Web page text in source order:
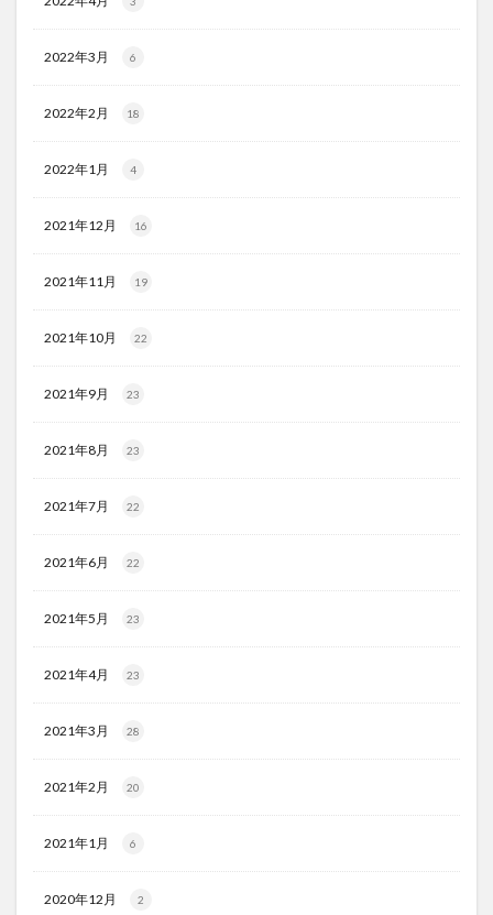
2022年3月 6
2022年2月 18
2022年1月 4
2021年12月 16
2021年11月 19
2021年10月 22
2021年9月 23
2021年8月 23
2021年7月 22
2021年6月 22
2021年5月 23
2021年4月 23
2021年3月 28
2021年2月 20
2021年1月 6
2020年12月 2